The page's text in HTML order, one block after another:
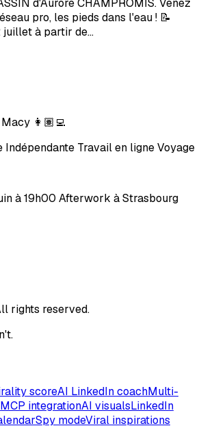
pro, les pieds dans l'eau ! 📝
juillet à partir de…
👩🏽‍💻
Indépendante Travail en ligne Voyage
à 19h00 Afterwork à Strasbourg
rights reserved.
scoreAI LinkedIn coachMulti-
MCP integrationAI visualsLinkedIn
Spy modeViral inspirations